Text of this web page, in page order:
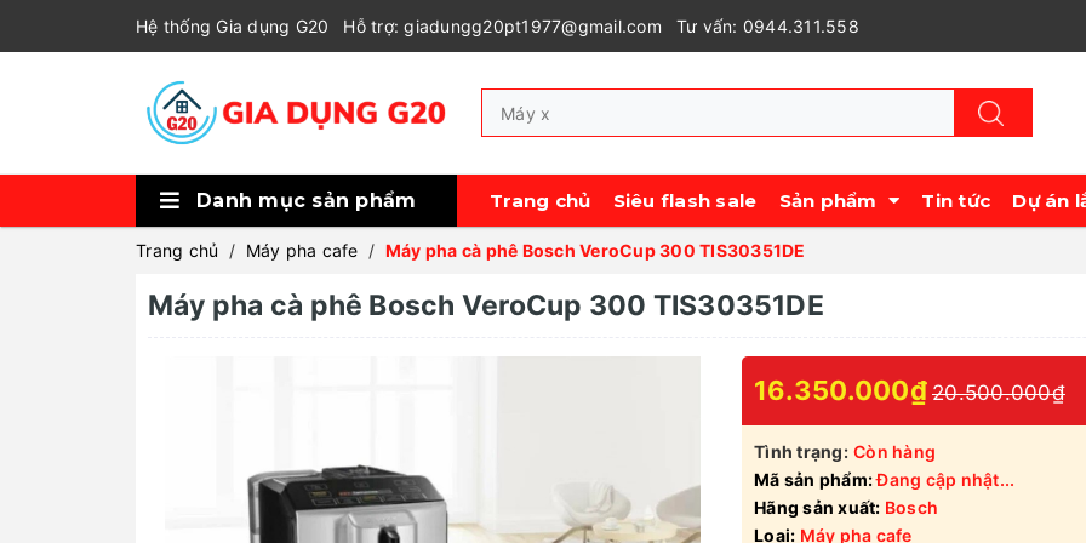
Hệ thống Gia dụng G20 Hỗ trợ: giadungg20pt1977@gmail.com Tư vấn: 0944.311.558
Danh mục sản phẩm Trang chủ Siêu flash sale Sản phẩm Tin tức Dự án
Trang chủ / Máy pha cafe / Máy pha cà phê Bosch VeroCup 300 TIS30351DE
Máy pha cà phê Bosch VeroCup 300 TIS30351DE
16.350.000₫ 20.500.000₫
Tình trạng: Còn hàng
Mã sản phẩm:Đang cập nhật...
Hãng sản xuất: Bosch
Loại: Máy pha cafe